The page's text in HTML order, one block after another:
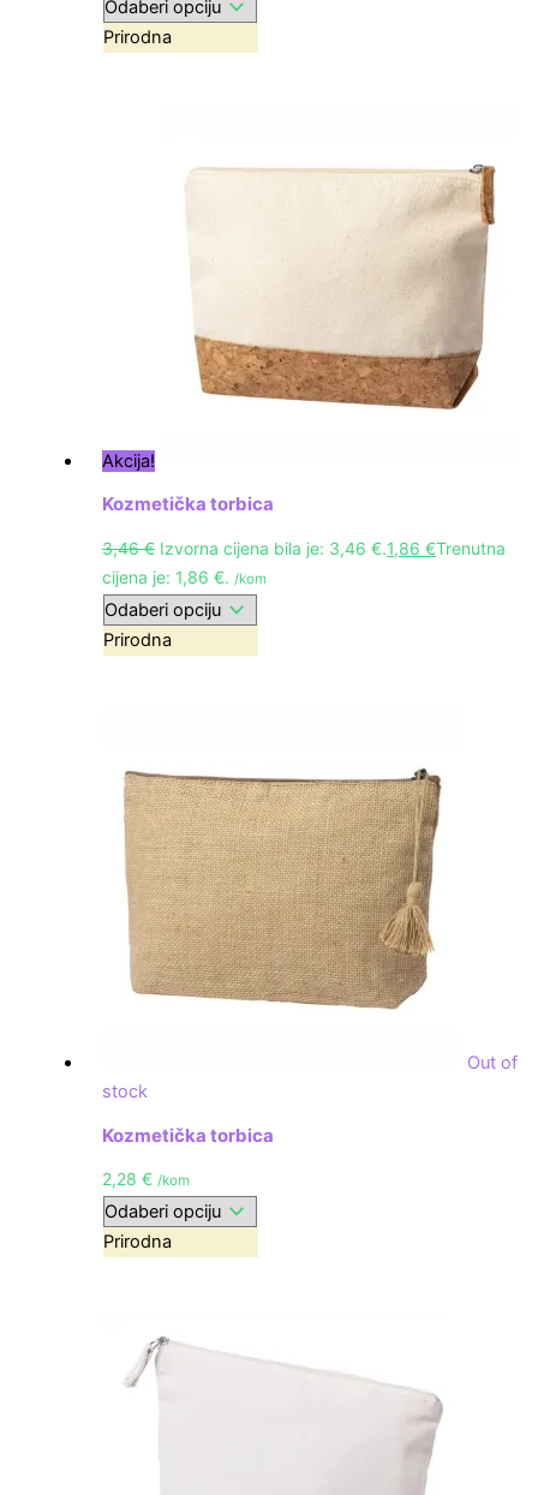
Prirodna
Akcija!
Kozmetička torbica
3,46€ Izvorna cijena bila je: 3,46 €.1,86€Trenutna
cijena je: 1,86 €. /kom
Prirodna
Out of
stock
Kozmetička torbica
2,28€ /kom
Prirodna